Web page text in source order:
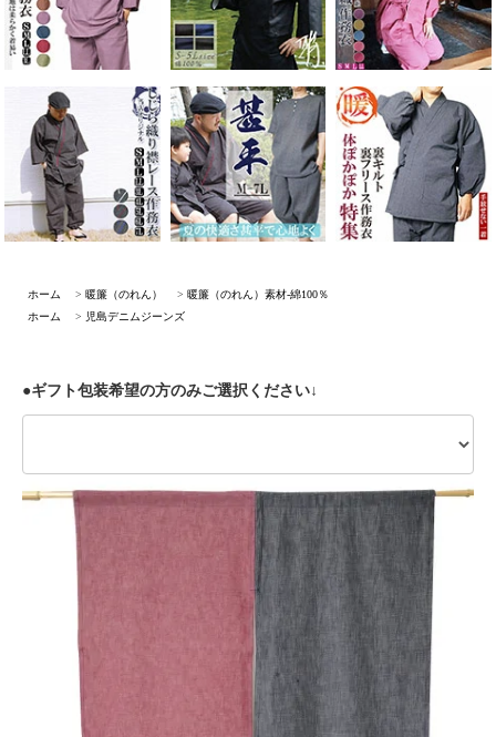
ホーム > 暖簾（のれん） > 暖簾（のれん）素材-綿100％
ホーム
> 児島デニムジーンズ
●ギフト包装希望の方のみご選択ください↓